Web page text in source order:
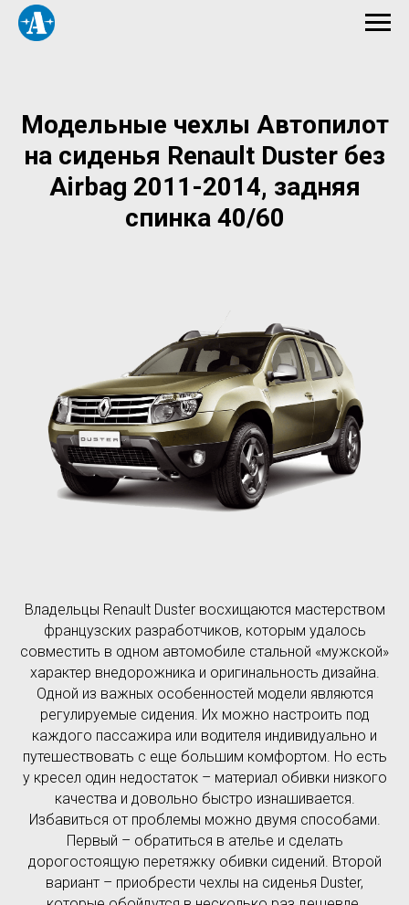
Модельные чехлы Автопилот
на сиденья Renault Duster без
Airbag 2011-2014, задняя
спинка 40/60
Владельцы Renault Duster восхищаются мастерством
французских разработчиков, которым удалось
совместить в одном автомобиле стальной «мужской»
характер внедорожника и оригинальность дизайна.
Одной из важных особенностей модели являются
регулируемые сидения. Их можно настроить под
каждого пассажира или водителя индивидуально и
путешествовать с еще большим комфортом. Но есть
у кресел один недостаток – материал обивки низкого
качества и довольно быстро изнашивается.
Избавиться от проблемы можно двумя способами.
Первый – обратиться в ателье и сделать
дорогостоящую перетяжку обивки сидений. Второй
вариант – приобрести чехлы на сиденья Duster,